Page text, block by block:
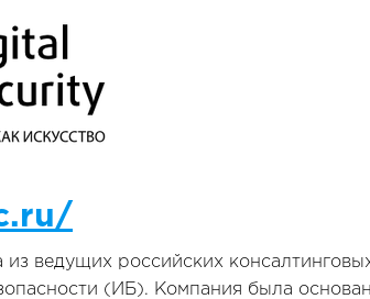
из ведущих российских
(ИБ). Компания была